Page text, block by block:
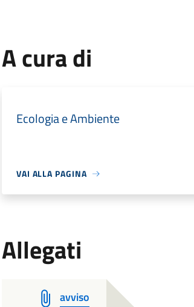
A cura di
Ecologia e Ambiente
VAI ALLA PAGINA
Allegati
avviso